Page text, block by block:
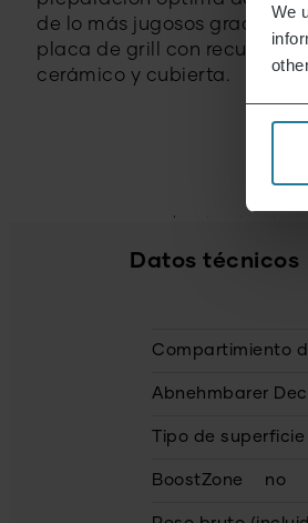
We
de lo más jugosos gracias a
placa de grill con
cerámico y cubierta.
Datos técnicos
Compartimiento
Abnehmbarer
Tipo de
BoostZone no